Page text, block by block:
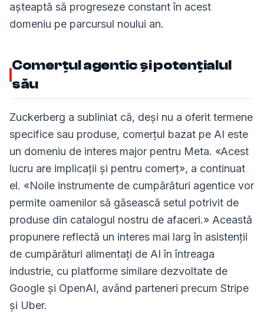
așteaptă să progreseze constant în acest
domeniu pe parcursul noului an.
Comerțul agentic și potențialul
său
Zuckerberg a subliniat că, deși nu a oferit termene
specifice sau produse, comerțul bazat pe AI este
un domeniu de interes major pentru Meta. «Acest
lucru are implicații și pentru comerț», a continuat
el. «Noile instrumente de cumpărături agentice vor
permite oamenilor să găsească setul potrivit de
produse din catalogul nostru de afaceri.» Această
propunere reflectă un interes mai larg în asistenții
de cumpărături alimentați de AI în întreaga
industrie, cu platforme similare dezvoltate de
Google și OpenAI, având parteneri precum Stripe
și Uber.